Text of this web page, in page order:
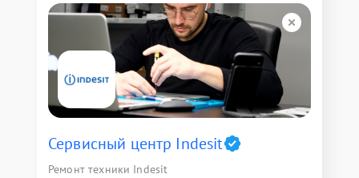
Сервисный центр Indesit
Ремонт техники Indesit